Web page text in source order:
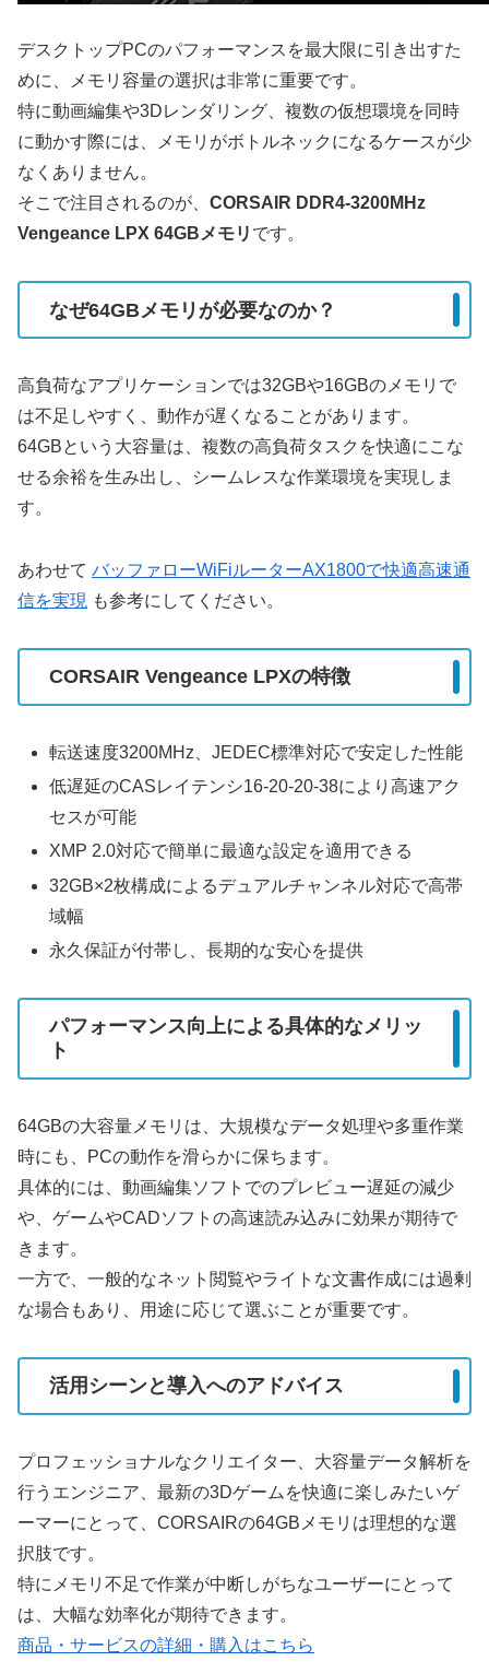
デスクトップPCのパフォーマンスを最大限に引き出すた
めに、メモリ容量の選択は非常に重要です。
特に動画編集や3Dレンダリング、複数の仮想環境を同時
に動かす際には、メモリがボトルネックになるケースが少
なくありません。
そこで注目されるのが、 CORSAIR DDR4-3200MHz
Vengeance LPX 64GBメモリ です。
なぜ64GBメモリが必要なのか？
高負荷なアプリケーションでは32GBや16GBのメモリで
は不足しやすく、動作が遅くなることがあります。
64GBという大容量は、複数の高負荷タスクを快適にこな
せる余裕を生み出し、シームレスな作業環境を実現しま
す。
あわせて バッファローWiFiルーターAX1800で快適高速通
信を実現 も参考にしてください。
CORSAIR Vengeance LPXの特徴
転送速度3200MHz、JEDEC標準対応で安定した性能
低遅延のCASレイテンシ16-20-20-38により高速アク
セスが可能
XMP 2.0対応で簡単に最適な設定を適用できる
32GB×2枚構成によるデュアルチャンネル対応で高帯
域幅
永久保証が付帯し、長期的な安心を提供
パフォーマンス向上による具体的なメリッ
ト
64GBの大容量メモリは、大規模なデータ処理や多重作業
時にも、PCの動作を滑らかに保ちます。
具体的には、動画編集ソフトでのプレビュー遅延の減少
や、ゲームやCADソフトの高速読み込みに効果が期待で
きます。
一方で、一般的なネット閲覧やライトな文書作成には過剰
な場合もあり、用途に応じて選ぶことが重要です。
活用シーンと導入へのアドバイス
プロフェッショナルなクリエイター、大容量データ解析を
行うエンジニア、最新の3Dゲームを快適に楽しみたいゲ
ーマーにとって、CORSAIRの64GBメモリは理想的な選
択肢です。
特にメモリ不足で作業が中断しがちなユーザーにとって
は、大幅な効率化が期待できます。
商品・サービスの詳細・購入はこちら